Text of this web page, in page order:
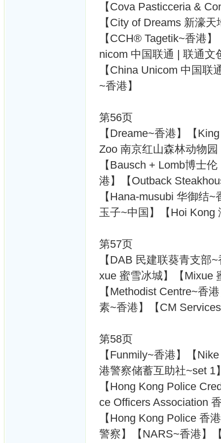
【Cova Pasticceria &
【City of Dreams 新濠
【CCH® Tagetik~香港
nicom 中国联通 | 联通文
【China Unicom 中国
~香港】
第56页
【Dreame~香港】【
Zoo 南京红山森林动物
【Bausch + Lomb博士
港】【Outback
【Hana-musubi 华御结
玉子~中国】【Hoi Kong
第57页
【DAB 民建联葵青支部
xue 蜜雪冰城】【Mixue
【Methodist Centre~香
素~香港】【CM
第58页
【Funmily~香港】【
港警察储蓄互助社~set 1
【Hong Kong Police
ce Officers Association
【Hong Kong Police 香
警察】【NARS~香港】